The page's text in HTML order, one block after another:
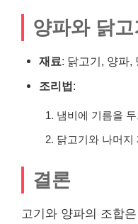
양파와 닭
재료: 닭고기, 양파,
조리법:
냄비에 기름을
닭고기와 나머지
결론
고기와 양파의 조합